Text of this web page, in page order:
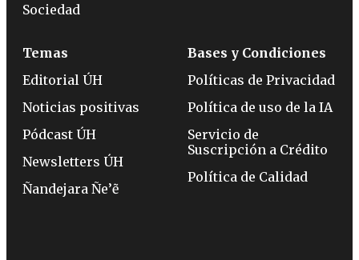
Sociedad
Temas
Editorial ÚH
Noticias positivas
Pódcast ÚH
Newsletters ÚH
Ñandejara Ñe’ẽ
Bases y Condiciones
Políticas de Privacidad
Política de uso de la IA
Servicio de
Suscripción a Crédito
Política de Calidad